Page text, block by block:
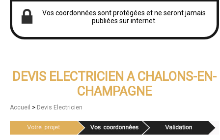
Vos coordonnées sont protégées et ne seront jamais
publiées sur internet.
DEVIS ELECTRICIEN A CHALONS-EN-
CHAMPAGNE
Accueil > Devis Electricien